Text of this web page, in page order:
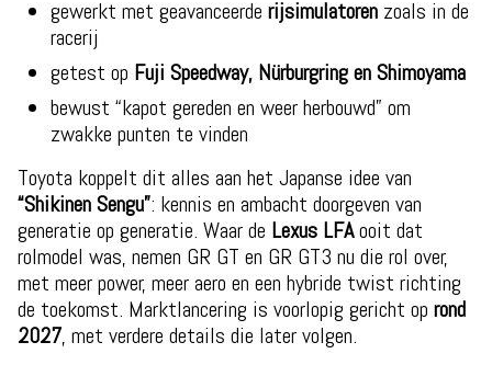
gewerkt met geavanceerde rijsimulatoren zoals in de
racerij
getest op Fuji Speedway, Nürburgring en Shimoyama
bewust “kapot gereden en weer herbouwd” om
zwakke punten te vinden
Toyota koppelt dit alles aan het Japanse idee van
“Shikinen Sengu”: kennis en ambacht doorgeven van
generatie op generatie. Waar de Lexus LFAooit dat
rolmodel was, nemen GR GT en GR GT3 nu die rol over,
met meer power, meer aero en een hybride twist richting
de toekomst. Marktlancering is voorlopig gericht op rond
2027, met verdere details die later volgen.